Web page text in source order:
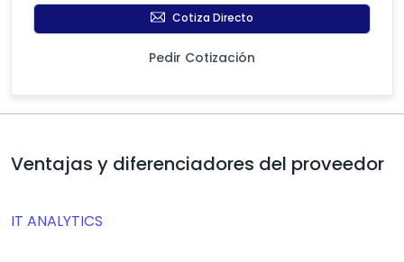
Cotiza Directo
Pedir Cotización
Ventajas y diferenciadores del proveedor
IT ANALYTICS